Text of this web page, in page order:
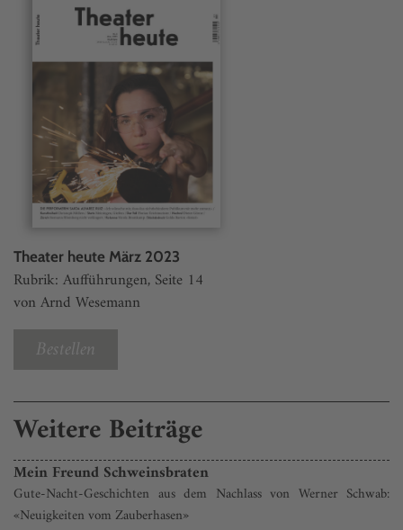
Theater heute März 2023
Rubrik: Aufführungen, Seite 14
von Arnd Wesemann
Bestellen
Weitere Beiträge
Mein Freund Schweinsbraten
Gute-Nacht-Geschichten aus dem Nachlass von Werner Schwab:
«Neuigkeiten vom Zauberhasen»